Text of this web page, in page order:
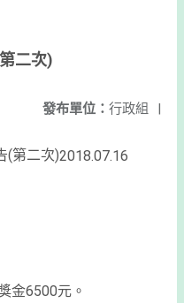
二次)
發布單位： 行政組 |
(第二次)2018.07.16
金6500元。